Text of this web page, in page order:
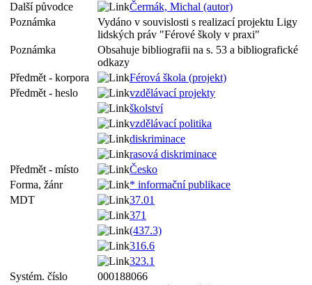
Další původce
Čermák, Michal (autor)
Poznámka
Vydáno v souvislosti s realizací projektu Ligy
lidských práv "Férové školy v praxi"
Poznámka
Obsahuje bibliografii na s. 53 a bibliografické
odkazy
Předmět - korpora
Férová škola (projekt)
Předmět - heslo
vzdělávací projekty
školství
vzdělávací politika
diskriminace
rasová diskriminace
Předmět - místo
Česko
Forma, žánr
* informační publikace
MDT
37.01
371
(437.3)
316.6
323.1
Systém. číslo
000188066